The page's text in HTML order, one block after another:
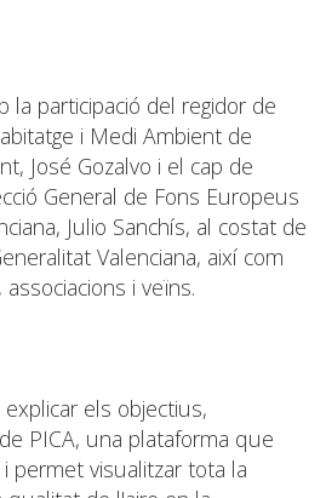
la participació del regidor de
i Medi Ambient de
José Gozalvo i el cap de
General de Fons Europeus
Julio Sanchís, al costat de
Valenciana, així com
i veïns.
els objectius,
PICA, una plataforma que
permet visualitzar tota la